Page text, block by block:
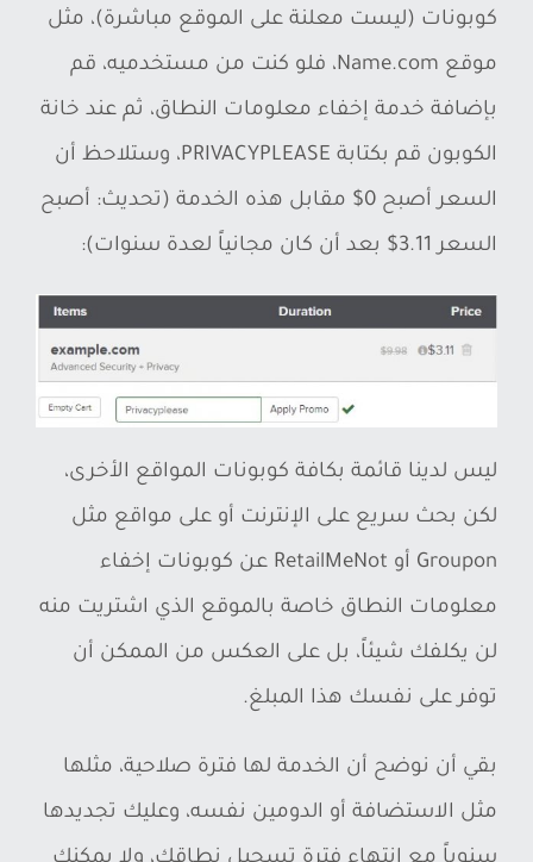
كوبونات (ليست معلنة على الموقع مباشرة)، مثل
موقع Name.com، فلو كنت من مستخدميه، قم
بإضافة خدمة إخفاء معلومات النطاق، ثم عند خانة
الكوبون قم بكتابة PRIVACYPLEASE، وستلاحظ أن
السعر أصبح 0$ مقابل هذه الخدمة (تحديث: أصبح
السعر 3.11$ بعد أن كان مجانياً لعدة سنوات):
ليس لدينا قائمة بكافة كوبونات المواقع الأخرى،
لكن بحث سريع على الإنترنت أو على مواقع مثل
Groupon أو RetailMeNot عن كوبونات إخفاء
معلومات النطاق خاصة بالموقع الذي اشتريت منه
لن يكلفك شيئاً، بل على العكس من الممكن أن
توفر على نفسك هذا المبلغ.
بقي أن نوضح أن الخدمة لها فترة صلاحية، مثلها
مثل الاستضافة أو الدومين نفسه، وعليك تجديدها